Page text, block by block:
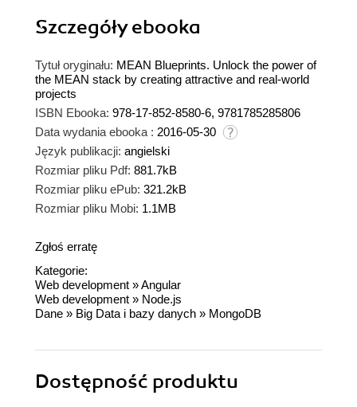
Szczegółyebooka
Tytuł oryginału: MEAN Blueprints. Unlock the power of
the MEAN stack by creating attractive and real-world
projects
ISBN Ebooka: 978-17-852-8580-6, 9781785285806
Data wydania ebooka : 2016-05-30
Język publikacji: angielski
Rozmiar pliku Pdf: 881.7kB
Rozmiar pliku ePub: 321.2kB
Rozmiar pliku Mobi: 1.1MB
Zgłoś erratę
Kategorie:
Web development »Angular
Web development » Node.js
Dane » Big Data i bazy danych » MongoDB
Dostępność produktu